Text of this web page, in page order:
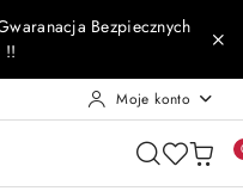
Bezpiecznych
!!
Moje konto